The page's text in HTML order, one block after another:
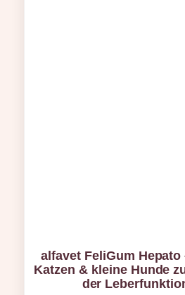
alfavet FeliGum
Katzen & kleine Hunde
der